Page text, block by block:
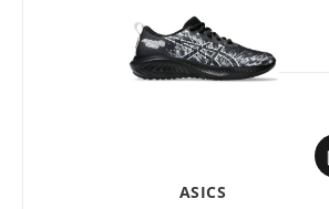
ASICS